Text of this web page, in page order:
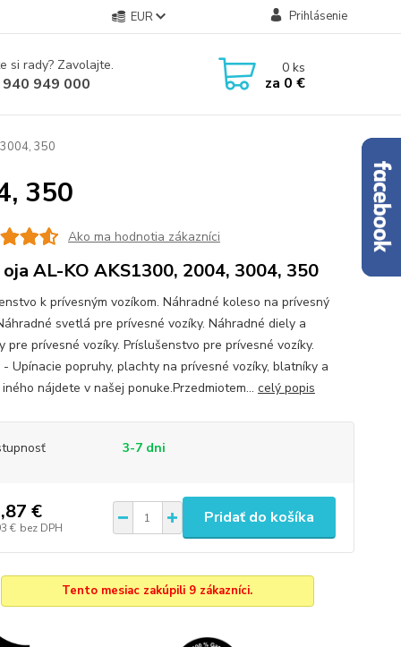
EUR Prihlásenie
si rady? Zavolajte.
949 000
0ks
za 0 €
350
350
Ako ma hodnotia zákazníci
AL-KO AKS1300, 2004, 3004, 350
k prívesným vozíkom. Náhradné koleso na prívesný
svetlá pre prívesné vozíky. Náhradné diely a
pre prívesné vozíky. Príslušenstvo pre prívesné vozíky.
Upínacie popruhy, plachty na prívesné vozíky, blatníky a
nájdete v našej ponuke.Przedmiotem... celý popis
3-7 dni
€
€ bez DPH
Pridať do košíka
Tento mesiac zakúpili 9 zákazníci.